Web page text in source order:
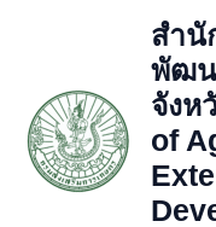
สำนั
พัฒน
จังห
of